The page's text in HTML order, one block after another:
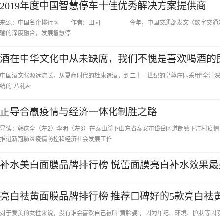
2019年度中国智慧停车十佳优秀解决方案提供商
来源：中国名企排行网 作者：田园 今年，中国交通部发文《数字交通发展
输的深度融合，发展智慧停
酒在中华文化中从未缺席，我们不愧是喜欢喝酒的
中国酒文化源远流长，从夏商时代的杜康造酒，到二十一世纪的皇尊庄园采用“全汁
统的“八礼&r
正导合赢疫情与经济一体化制胜之路
导读：韩庆全（左2）李明（左3）在泰山脚下山东省泰安市岱岳区道朗镇下洼村疫
推进新冠肺炎疫情防控和经济社会发展工作
补水美白面膜品牌排行榜 悦蕾面膜亮白补水效果
亮白祛黄面膜品牌排行榜 推荐口碑好的5款亮白祛
对于爱美的女性来说，没有谁会喜欢自己被叫“黄脸婆”，因为年纪、环境、护肤等